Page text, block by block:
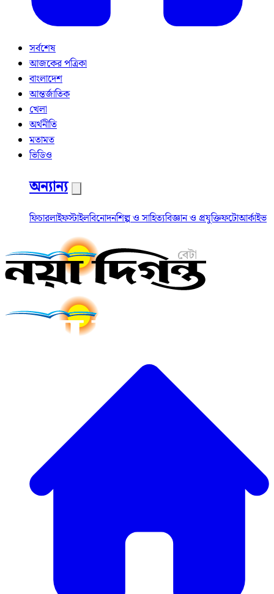
সর্বশেষ
আজকের পত্রিকা
বাংলাদেশ
আন্তর্জাতিক
খেলা
অর্থনীতি
মতামত
ভিডিও
অন্যান্য
ফিচারলাইফস্টাইলবিনোদনশিল্প ও সাহিত্যবিজ্ঞান ও প্রযুক্তিফটোআর্কাইভ